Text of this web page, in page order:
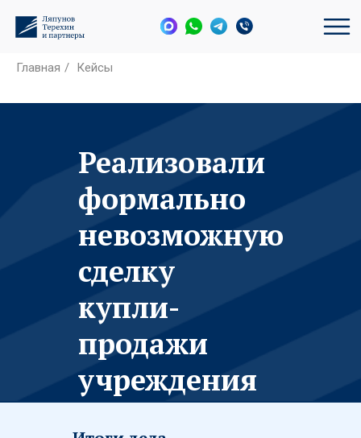
Главная / Кейсы
Реализовали
формально
невозможную
сделку
купли-
продажи
учреждения